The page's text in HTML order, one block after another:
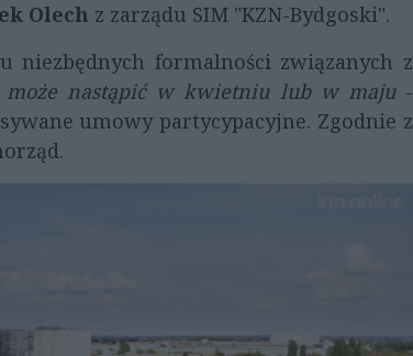
Olech z zarządu SIM "KZN-Bydgoski".
niezbędnych formalności związanych z
może nastąpić w kwietniu lub w maju-
umowy partycypacyjne. Zgodnie z